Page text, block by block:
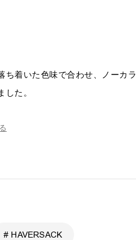
ち着いた色味で合わせ、ノーカラ
た。
# HAVERSACK